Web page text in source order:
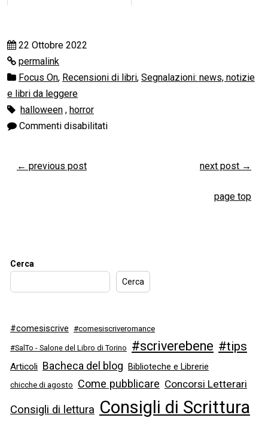
22 Ottobre 2022
permalink
Focus On, Recensioni di libri, Segnalazioni: news, notizie
e libri da leggere
halloween , horror
Commenti disabilitati
← previous post next post →
page top
Cerca
Cerca
#comesiscrive #comesiscriveromance
#SalTo - Salone del Libro di Torino #scriverebene #tips
Articoli Bacheca del blog Biblioteche e Librerie
chicche di agosto Come pubblicare Concorsi Letterari
Consigli di lettura Consigli di Scrittura